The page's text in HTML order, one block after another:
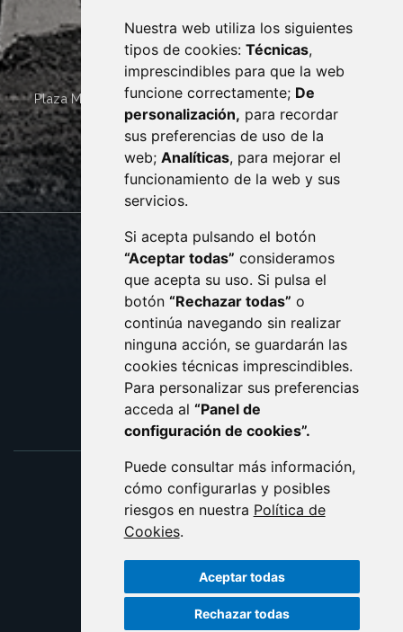
Nuestra web utiliza los siguientes
tipos de cookies: Técnicas,
imprescindibles para que la web
funcione correctamente; De
personalización, para recordar
sus preferencias de uso de la
web; Analíticas, para mejorar el
funcionamiento de la web y sus
servicios.
Si acepta pulsando el botón
“Aceptar todas” consideramos
que acepta su uso. Si pulsa el
botón “Rechazar todas” o
continúa navegando sin realizar
ninguna acción, se guardarán las
cookies técnicas imprescindibles.
Para personalizar sus preferencias
acceda al “Panel de
configuración de cookies”.
Puede consultar más información,
cómo configurarlas y posibles
riesgos en nuestra Política de
Cookies.
Aceptar todas
Rechazar todas
Plaza Mayor 4 22400 MONZÓN - ARAGÓN (ESPAÑA)
· (34) 974 400 700 ·
sac@monzon.es
monzon.es
CONTACTO
AVISO LEGAL
PROTECCIÓN DE DATOS
POLÍTICA DE COOKIES
ACCESIBILIDAD
ENLACE EXTERNO AL